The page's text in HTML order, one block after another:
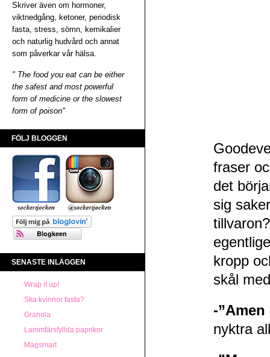
Skriver även om hormoner,
viktnedgång, ketoner, periodisk
fasta, stress, sömn, kemikalier
och naturlig hudvård och annat
som påverkar vår hälsa.
" The food you eat can be either
the safest and most powerful
form of medicine or the slowest
form of poison"
FÖLJ BLOGGEN
SENASTE INLÄGGEN
Wrap it up!
Ska kvinnor fasta?
Granola
Lammfärsfyllda paprikor
Magsmart
fraser
det
sig
kropp
skål
-”Amen
nyktra